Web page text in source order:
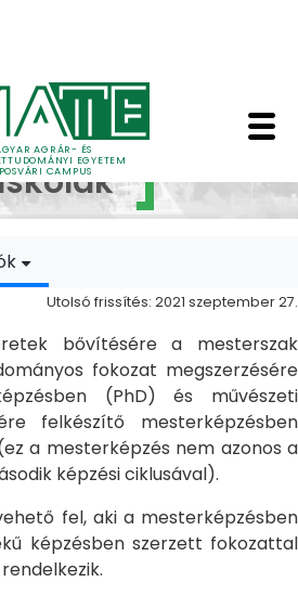
AGRÁR- ÉS
EGYETEM
CAMPUS
-
Utolsó frissítés: 2021 szeptember 27.
bővítésére a mesterszak
fokozat megszerzésére
(PhD) és művészeti
felkészítő mesterképzésben
a mesterképzés nem azonos a
képzési ciklusával).
fel, aki a mesterképzésben
képzésben szerzett fokozattal